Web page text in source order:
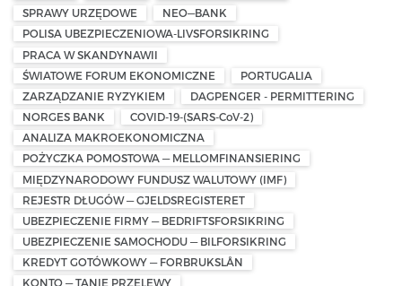
SPRAWY URZĘDOWE
NEO—BANK
POLISA UBEZPIECZENIOWA-LIVSFORSIKRING
PRACA W SKANDYNAWII
ŚWIATOWE FORUM EKONOMICZNE
PORTUGALIA
ZARZĄDZANIE RYZYKIEM
DAGPENGER - PERMITTERING
NORGES BANK
COVID-19-(SARS-CoV-2)
ANALIZA MAKROEKONOMICZNA
POŻYCZKA POMOSTOWA — MELLOMFINANSIERING
MIĘDZYNARODOWY FUNDUSZ WALUTOWY (IMF)
REJESTR DŁUGÓW — GJELDSREGISTERET
UBEZPIECZENIE FIRMY — BEDRIFTSFORSIKRING
UBEZPIECZENIE SAMOCHODU — BILFORSIKRING
KREDYT GOTÓWKOWY — FORBRUKSLÅN
KONTO — TANIE PRZELEWY